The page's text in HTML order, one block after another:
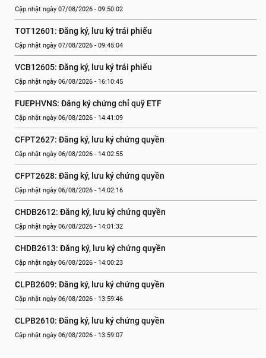
Cập nhật ngày 07/08/2026 - 09:50:02
TOT12601: Đăng ký, lưu ký trái phiếu
Cập nhật ngày 07/08/2026 - 09:45:04
VCB12605: Đăng ký, lưu ký trái phiếu
Cập nhật ngày 06/08/2026 - 16:10:45
FUEPHVNS: Đăng ký chứng chỉ quỹ ETF
Cập nhật ngày 06/08/2026 - 14:41:09
CFPT2627: Đăng ký, lưu ký chứng quyền
Cập nhật ngày 06/08/2026 - 14:02:55
CFPT2628: Đăng ký, lưu ký chứng quyền
Cập nhật ngày 06/08/2026 - 14:02:16
CHDB2612: Đăng ký, lưu ký chứng quyền
Cập nhật ngày 06/08/2026 - 14:01:32
CHDB2613: Đăng ký, lưu ký chứng quyền
Cập nhật ngày 06/08/2026 - 14:00:23
CLPB2609: Đăng ký, lưu ký chứng quyền
Cập nhật ngày 06/08/2026 - 13:59:46
CLPB2610: Đăng ký, lưu ký chứng quyền
Cập nhật ngày 06/08/2026 - 13:59:07